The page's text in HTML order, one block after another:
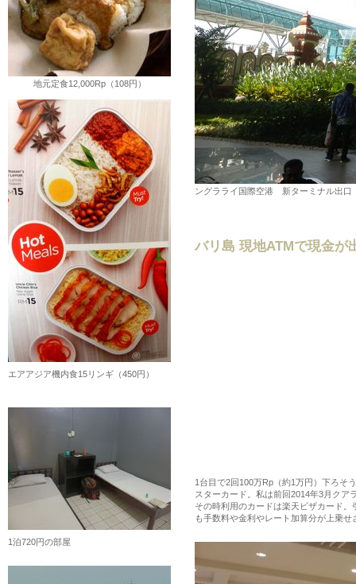
ングラライ国際空港 新ターミナル出
バリ島 現地ATMで現金が
1台目で2回100万Rp（約1万円）下ろそ
スターカード。私は前回2014年3月クア
その時利用のカードは楽天ビザカード
も手数料や金利やレート加算分が上乗せ
地元定食12,000Rp（108円）
エアアジア機内食15リンギ（450円）
1泊720円の部屋